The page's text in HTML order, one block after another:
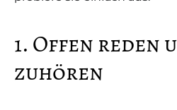
1. Offen reden
zuhören